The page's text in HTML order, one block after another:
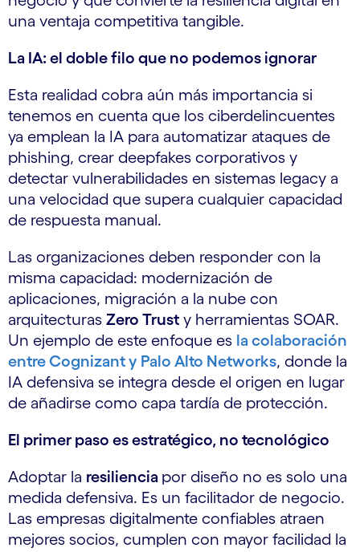
una ventaja competitiva tangible.
La IA: el doble filo que no podemos ignorar
Esta realidad cobra aún más importancia si
tenemos en cuenta que los ciberdelincuentes
ya emplean la IA para automatizar ataques de
phishing, crear deepfakes corporativos y
detectar vulnerabilidades en sistemas legacy a
una velocidad que supera cualquier capacidad
de respuesta manual.
Las organizaciones deben responder con la
misma capacidad: modernización de
aplicaciones, migración a la nube con
arquitecturas Zero Trust y herramientas SOAR.
Un ejemplo de este enfoque es la colaboración
entre Cognizant y Palo Alto Networks, donde la
IA defensiva se integra desde el origen en lugar
de añadirse como capa tardía de protección.
El primer paso es estratégico, no tecnológico
Adoptar la resiliencia por diseño no es solo una
medida defensiva. Es un facilitador de negocio.
Las empresas digitalmente confiables atraen
mejores socios, cumplen con mayor facilidad la